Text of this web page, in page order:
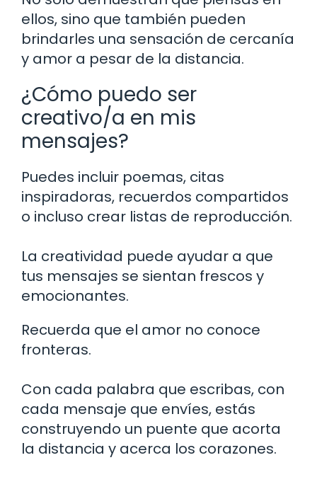
ellos, sino que también pueden
brindarles una sensación de cercanía
y amor a pesar de la distancia.
¿Cómo puedo ser
creativo/a en mis
mensajes?
Puedes incluir poemas, citas
inspiradoras, recuerdos compartidos
o incluso crear listas de reproducción.
La creatividad puede ayudar a que
tus mensajes se sientan frescos y
emocionantes.
Recuerda que el amor no conoce
fronteras.
Con cada palabra que escribas, con
cada mensaje que envíes, estás
construyendo un puente que acorta
la distancia y acerca los corazones.